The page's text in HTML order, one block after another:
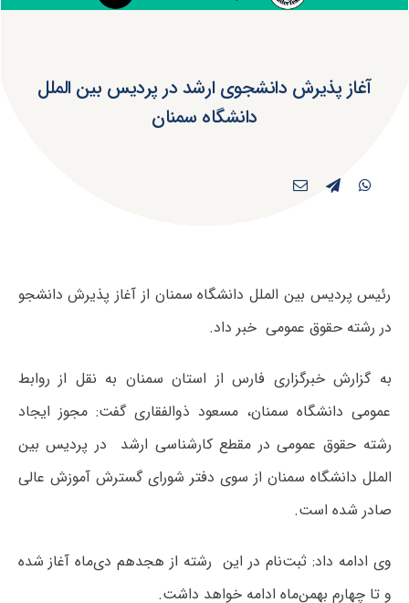
آغاز پذیرش دانشجوی ارشد در پردیس بین الملل
دانشگاه سمنان
رئیس پردیس بین‏ الملل دانشگاه سمنان از آغاز پذیرش دانشجو
در رشته حقوق عمومی خبر داد.
به گزارش خبرگزاری فارس از استان سمنان به نقل از روابط
عمومی دانشگاه سمنان، مسعود ذوالفقاری گفت: مجوز ایجاد
رشته حقوق عمومی در مقطع کارشناسی ارشد در پردیس بین‏
الملل دانشگاه سمنان از سوی دفتر شورای گسترش آموزش عالی
صادر شده است.
وی ادامه داد: ثبت‌نام در این رشته از هجدهم دی‌ماه آغاز شده
و تا چهارم بهمن‌ماه ادامه خواهد داشت.